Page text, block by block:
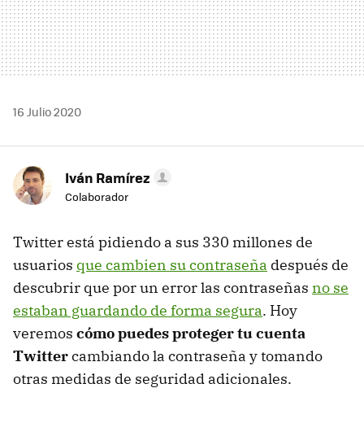
16 Julio 2020
Iván Ramírez
Colaborador
Twitter está pidiendo a sus 330 millones de
usuarios que cambien su contraseña después de
descubrir que por un error las contraseñas no se
estaban guardando de forma segura. Hoy
veremos cómo puedes proteger tu cuenta
Twittercambiando la contraseña y tomando
otras medidas de seguridad adicionales.